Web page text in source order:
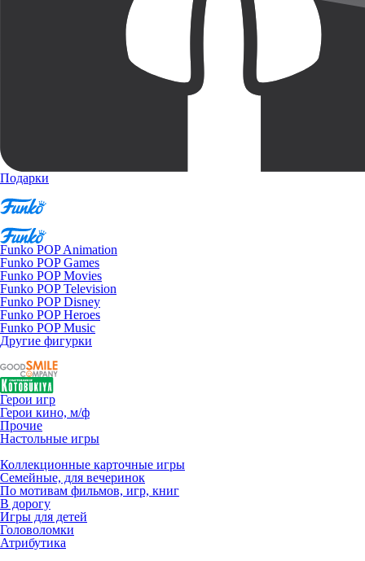
Подарки
Funko POP Animation
Funko POP Games
Funko POP Movies
Funko POP Television
Funko POP Disney
Funko POP Heroes
Funko POP Music
Другие фигурки
Герои игр
Герои кино, м/ф
Прочие
Настольные игры
Коллекционные карточные игры
Семейные, для вечеринок
По мотивам фильмов, игр, книг
В дорогу
Игры для детей
Головоломки
Атрибутика